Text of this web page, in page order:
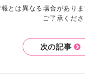
とは異なる場合があり
ご了承くだ
次の記事